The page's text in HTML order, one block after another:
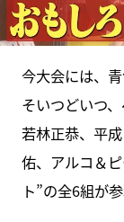
今大会には、
そいつどいつ
若林正恭、平
佑、アルコ＆
ト”の全6組が参